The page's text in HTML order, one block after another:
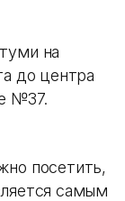
на
до центра
№37.
посетить,
самым